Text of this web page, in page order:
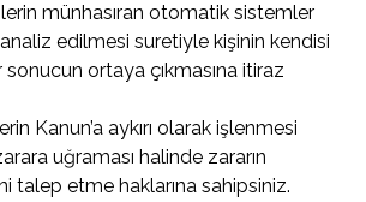
münhasıran otomatik sistemler
analiz edilmesi suretiyle kişinin kendisi
ortaya çıkmasına itiraz
Kanun’a aykırı olarak işlenmesi
uğraması halinde zararın
talep etme haklarına sahipsiniz.